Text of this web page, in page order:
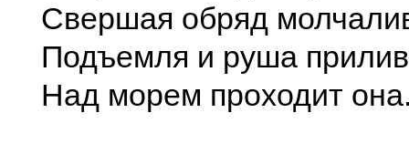
Свершая обряд
Подъемля и руша
Над морем проходит